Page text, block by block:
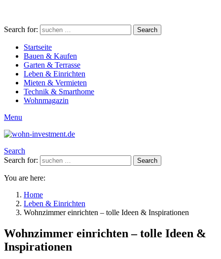
Search for: Search
Startseite
Bauen & Kaufen
Garten & Terrasse
Leben & Einrichten
Mieten & Vermieten
Technik & Smarthome
Wohnmagazin
Menu
Search
Search for:
Search
You are here:
Home
Leben & Einrichten
Wohnzimmer einrichten – tolle Ideen & Inspirationen
Wohnzimmer einrichten – tolle Ideen &
Inspirationen